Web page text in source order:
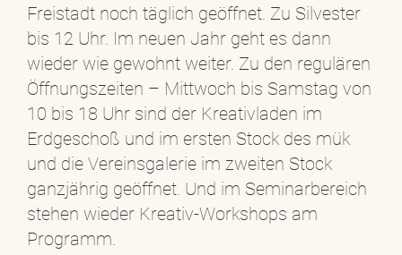
Freistadt noch täglich geöffnet. Zu Silvester
bis 12 Uhr. Im neuen Jahr geht es dann
wieder wie gewohnt weiter. Zu den regulären
Öffnungszeiten – Mittwoch bis Samstag von
10 bis 18 Uhr sind der Kreativladen im
Erdgeschoß und im ersten Stock des mük
und die Vereinsgalerie im zweiten Stock
ganzjährig geöffnet. Und im Seminarbereich
stehen wieder Kreativ-Workshops am
Programm.